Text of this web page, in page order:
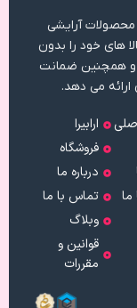
ارابیرا
فروشگاه
درباره ما
تماس با ما
وبلاگ
قوانین و
مقررات
زمینه فروش محصولات آرایشی
های خود را بدون
و همچنین ضمانت
ارائه می دهد.